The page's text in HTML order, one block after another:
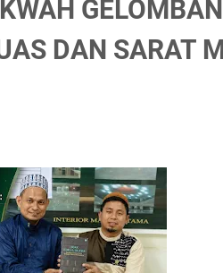
DAN SARAT